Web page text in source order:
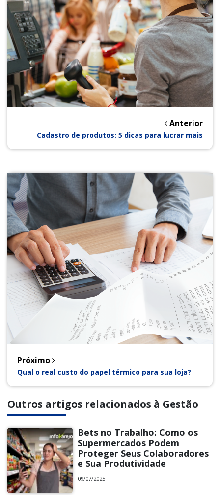
Anterior
Cadastro de produtos: 5 dicas para lucrar mais
Próximo
Qual o real custo do papel térmico para sua loja?
Outros artigos relacionados à Gestão
Bets no Trabalho: Como os
Supermercados Podem
Proteger Seus Colaboradores
e Sua Produtividade
09/07/2025